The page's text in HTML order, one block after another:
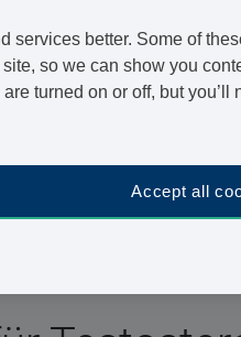
führen
Testosteronspiegels
services better. Some of
so we can show you
turned on or off, but you’ll
Accept all